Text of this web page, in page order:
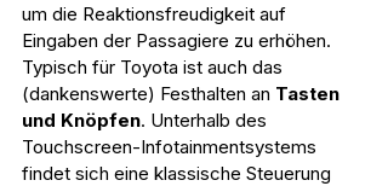
um die Reaktionsfreudigkeit auf
Eingaben der Passagiere zu erhöhen.
Typisch für Toyota ist auch das
(dankenswerte) Festhalten an Tasten
und Knöpfen. Unterhalb des
Touchscreen-Infotainmentsystems
findet sich eine klassische Steuerung